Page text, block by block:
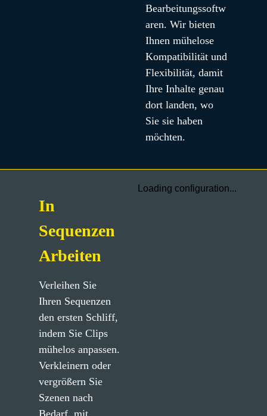
Bearbeitungssoftw
aren. Wir bieten
Ihnen mühelose
Kompatibilität und
Flexibilität, damit
Ihre Inhalte genau
dort landen, wo
Sie sie haben
möchten.
Loading configuration...
In
Sequenzen
Arbeiten
Verleihen Sie
Ihren Sequenzen
den ersten Schliff,
indem Sie Clips
mühelos anpassen.
Verkleinern oder
vergrößern Sie
Szenen nach
Bedarf, mit